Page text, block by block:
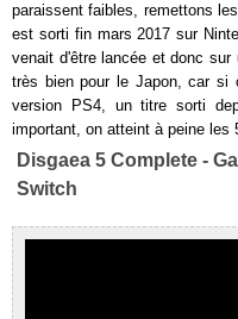
paraissent faibles, remettons
est sorti fin mars 2017 sur
venait d'être lancée et donc
très bien pour le Japon, car si
version PS4, un titre sorti
important, on atteint à peine les
Disgaea 5 Complete -
Switch